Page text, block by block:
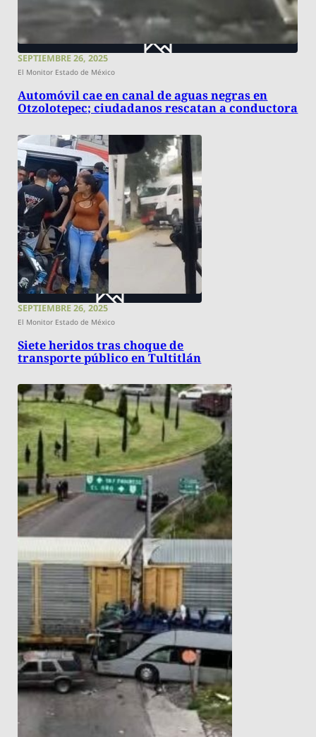
SEPTIEMBRE 26, 2025
El Monitor Estado de México
Automóvil cae en canal de aguas negras en
Otzolotepec; ciudadanos rescatan a conductora
SEPTIEMBRE 26, 2025
El Monitor Estado de México
Siete heridos tras choque de
transporte público en Tultitlán